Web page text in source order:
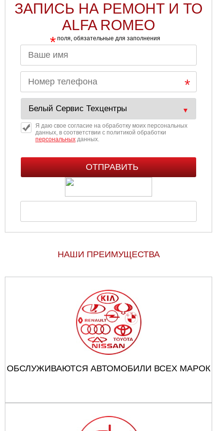
Ульяновск
Чебоксары
Челябинск
Череповец
Ярославль
ЗАПИСЬ НА РЕМОНТ И ТО
ALFA ROMEO
* поля, обязательные для заполнения
Я даю свое согласие на обработку моих персональных
данных, в соответствии с политикой обработки
персональныхданных.
НАШИ ПРЕИМУЩЕСТВА
ОБСЛУЖИВАЮТСЯ АВТОМОБИЛИ ВСЕХ МАРОК